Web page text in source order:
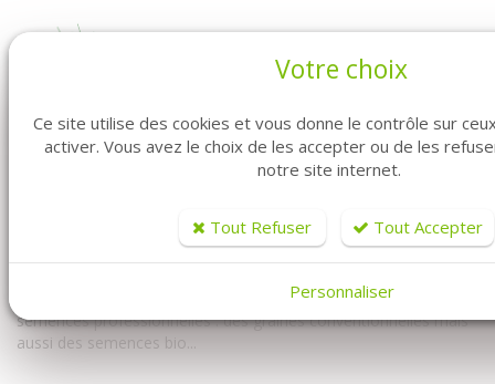
ligne pour vous les professionnels.
également notre univers biologique. Avec un très large choix de
semences professionnelles : des graines conventionnelles mais
aussi des semences bio...
Votre choix
Ce site utilise des cookies et vous donne le contrôle sur
activer. Vous avez le choix de les accepter ou de les
notre site internet.
Tout Refuser Tout Accepter
Personnaliser